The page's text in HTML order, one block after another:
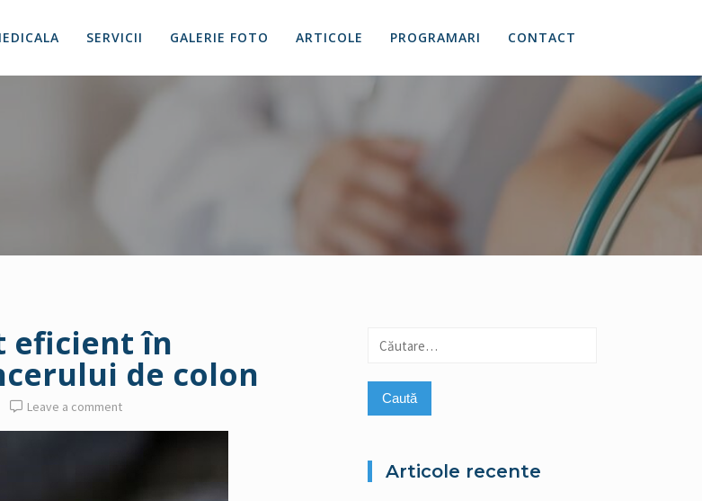
SERVICII GALERIE FOTO ARTICOLE PROGRAMARI CONTACT
eficient în
de colon
Leave a comment
Caută
Articole recente